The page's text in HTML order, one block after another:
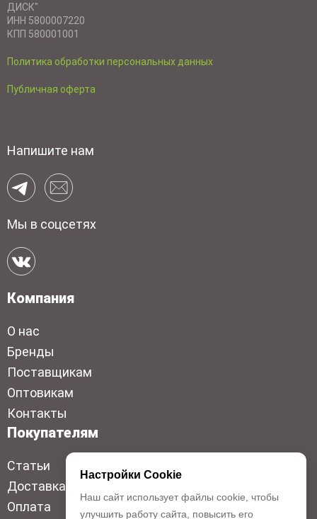
ДИСК"
ИНН 5800007220
КПП 580001001
Политика обработки персональных данных
Публичная оферта
Напишите нам
Мы в соцсетях
Компания
О нас
Бренды
Поставщикам
Оптовикам
Контакты
Покупателям
Статьи
Доставка
Оплата
Настройки Cookie
Наш сайт использует файлы cookie, чтобы
улучшить работу сайта, повысить его